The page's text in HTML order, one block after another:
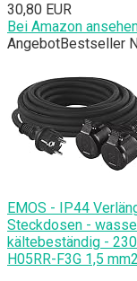
30,80 EUR
Bei Amazon
AngebotBestseller
EMOS - IP44
Steckdosen -
kältebeständig -
H05RR-F3G 1,5